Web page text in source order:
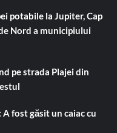
potabile la Jupiter, Cap
Nord a municipiului
pe strada Plajei din
fost găsit un caiac cu